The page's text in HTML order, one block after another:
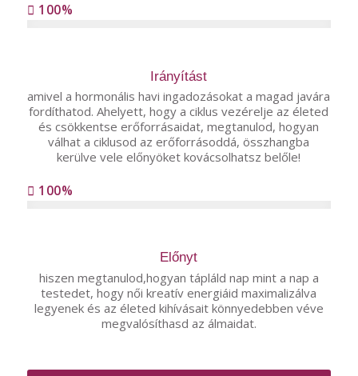
100%
Irányítást
amivel a hormonális havi ingadozásokat a magad javára
fordíthatod. Ahelyett, hogy a ciklus vezérelje az életed
és csökkentse erőforrásaidat, megtanulod, hogyan
válhat a ciklusod az erőforrásoddá, összhangba
kerülve vele előnyöket kovácsolhatsz belőle!
100%
Előnyt
hiszen megtanulod,hogyan tápláld nap mint a nap a
testedet, hogy női kreatív energiáid maximalizálva
legyenek és az életed kihívásait könnyedebben véve
megvalósíthasd az álmaidat.